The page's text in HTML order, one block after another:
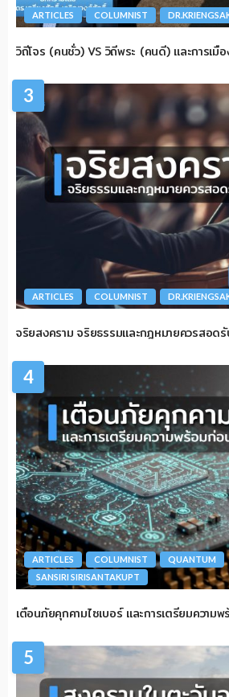
ARTICLES COLUMNIST
วิถีโจร (คนชั่ว) VS วิถีพระ (คนดี) และการเมื
3
ARTICLES COLUMNIST
จริยสงคราม จริยธรรมและกฎหมายควรสอด
4
ARTICLES COLUMNIST
QUANTUM
SANSIRI SIRISANTAKUPT
เตือนภัยคุกคามไซเบอร์ และการเตรียมควา
5